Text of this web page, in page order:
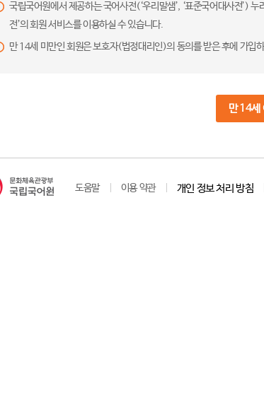
국립국어원에서 제공하는 국어사전(‘우리말샘’, ‘표준국어대사전’)
전’의 회원 서비스를 이용하실 수 있습니다.
만 14세 미만인 회원은 보호자(법정대리인)의 동의를 받은 후에 가입
만 14세
도움말 이용 약관 개인 정보 처리 방침